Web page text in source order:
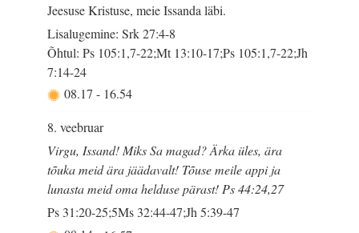
Jeesuse Kristuse, meie Issanda läbi.
Lisalugemine: Srk 27:4-8
Õhtul: Ps 105:1,7-22;Mt 13:10-17;Ps 105:1,7-22;Jh
7:14-24
08.17- 16.54
8. veebruar
Virgu, Issand! Miks Sa magad? Ärka üles, ära
tõuka meid ära jäädavalt! Tõuse meile appi ja
lunasta meid oma helduse pärast! Ps 44:24,27
Ps 31:20-25;5Ms 32:44-47;Jh 5:39-47